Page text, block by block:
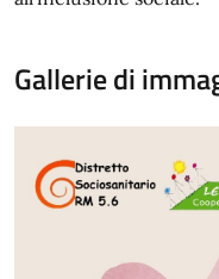
Gallerie di